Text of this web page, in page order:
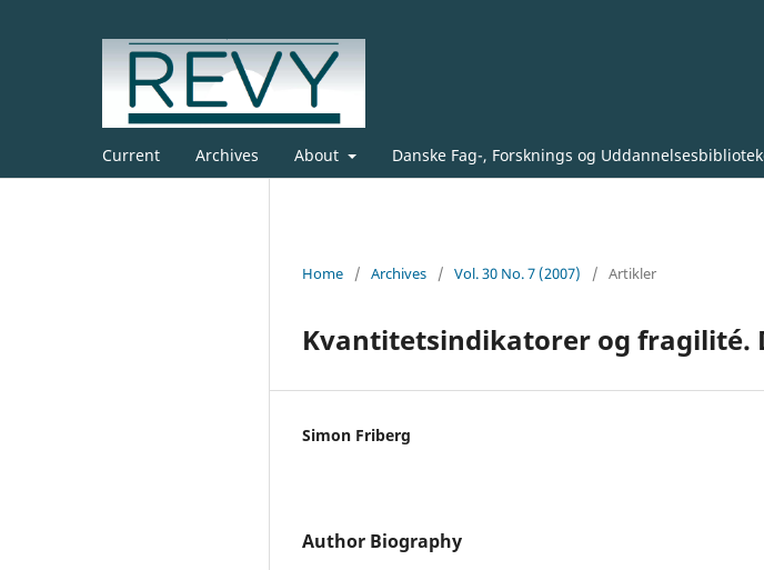
Current Archives About Danske Fag-, Forsknings og
Home / Archives / Vol. 30 No. 7 (2007) / Artikler
Kvantitetsindikatorer og fragilité.
Simon Friberg
Author Biography